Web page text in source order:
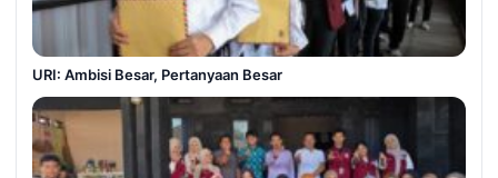
URI: Ambisi Besar, Pertanyaan Besar